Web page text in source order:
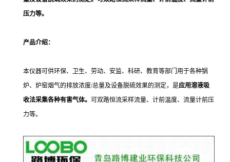
压力等。
产品介绍：
本仪器可供环保、卫生、劳动、安监、科研、教育等部门用于各种锅
炉、炉窑烟气的排放浓度/总量及设备脱硫效果的测定，是应用溶液吸
收法采集各种有害气体。 可双路恒流采样流量、计前温度、流量计前压
力等。